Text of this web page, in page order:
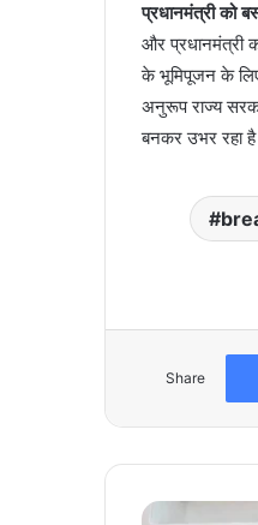
प्रधानमंत्री को
और प्रधानमंत्री
के भूमिपूजन के
अनुरूप राज्य
बनकर उभर रहा
Share
स